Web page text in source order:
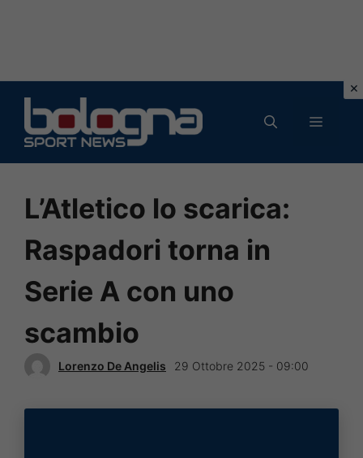
contenuto
MENU
L’Atletico lo scarica:
Raspadori torna in
Serie A con uno
scambio
Lorenzo De Angelis 29 Ottobre 2025 - 09:00